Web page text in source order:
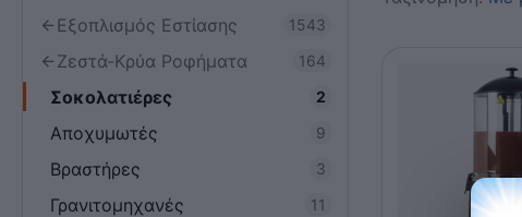
Εξοπλισμός Εστίασης 1543
Ζεστά-Κρύα Ροφήματα 164
Σοκολατιέρες 2
Αποχυμωτές 9
Βραστήρες 3
Γρανιτομηχανές 11